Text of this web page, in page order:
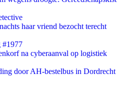
haar vriend bezocht terecht
#1977
na cyberaanval op logistiek
door AH-bestelbus in Dordrecht